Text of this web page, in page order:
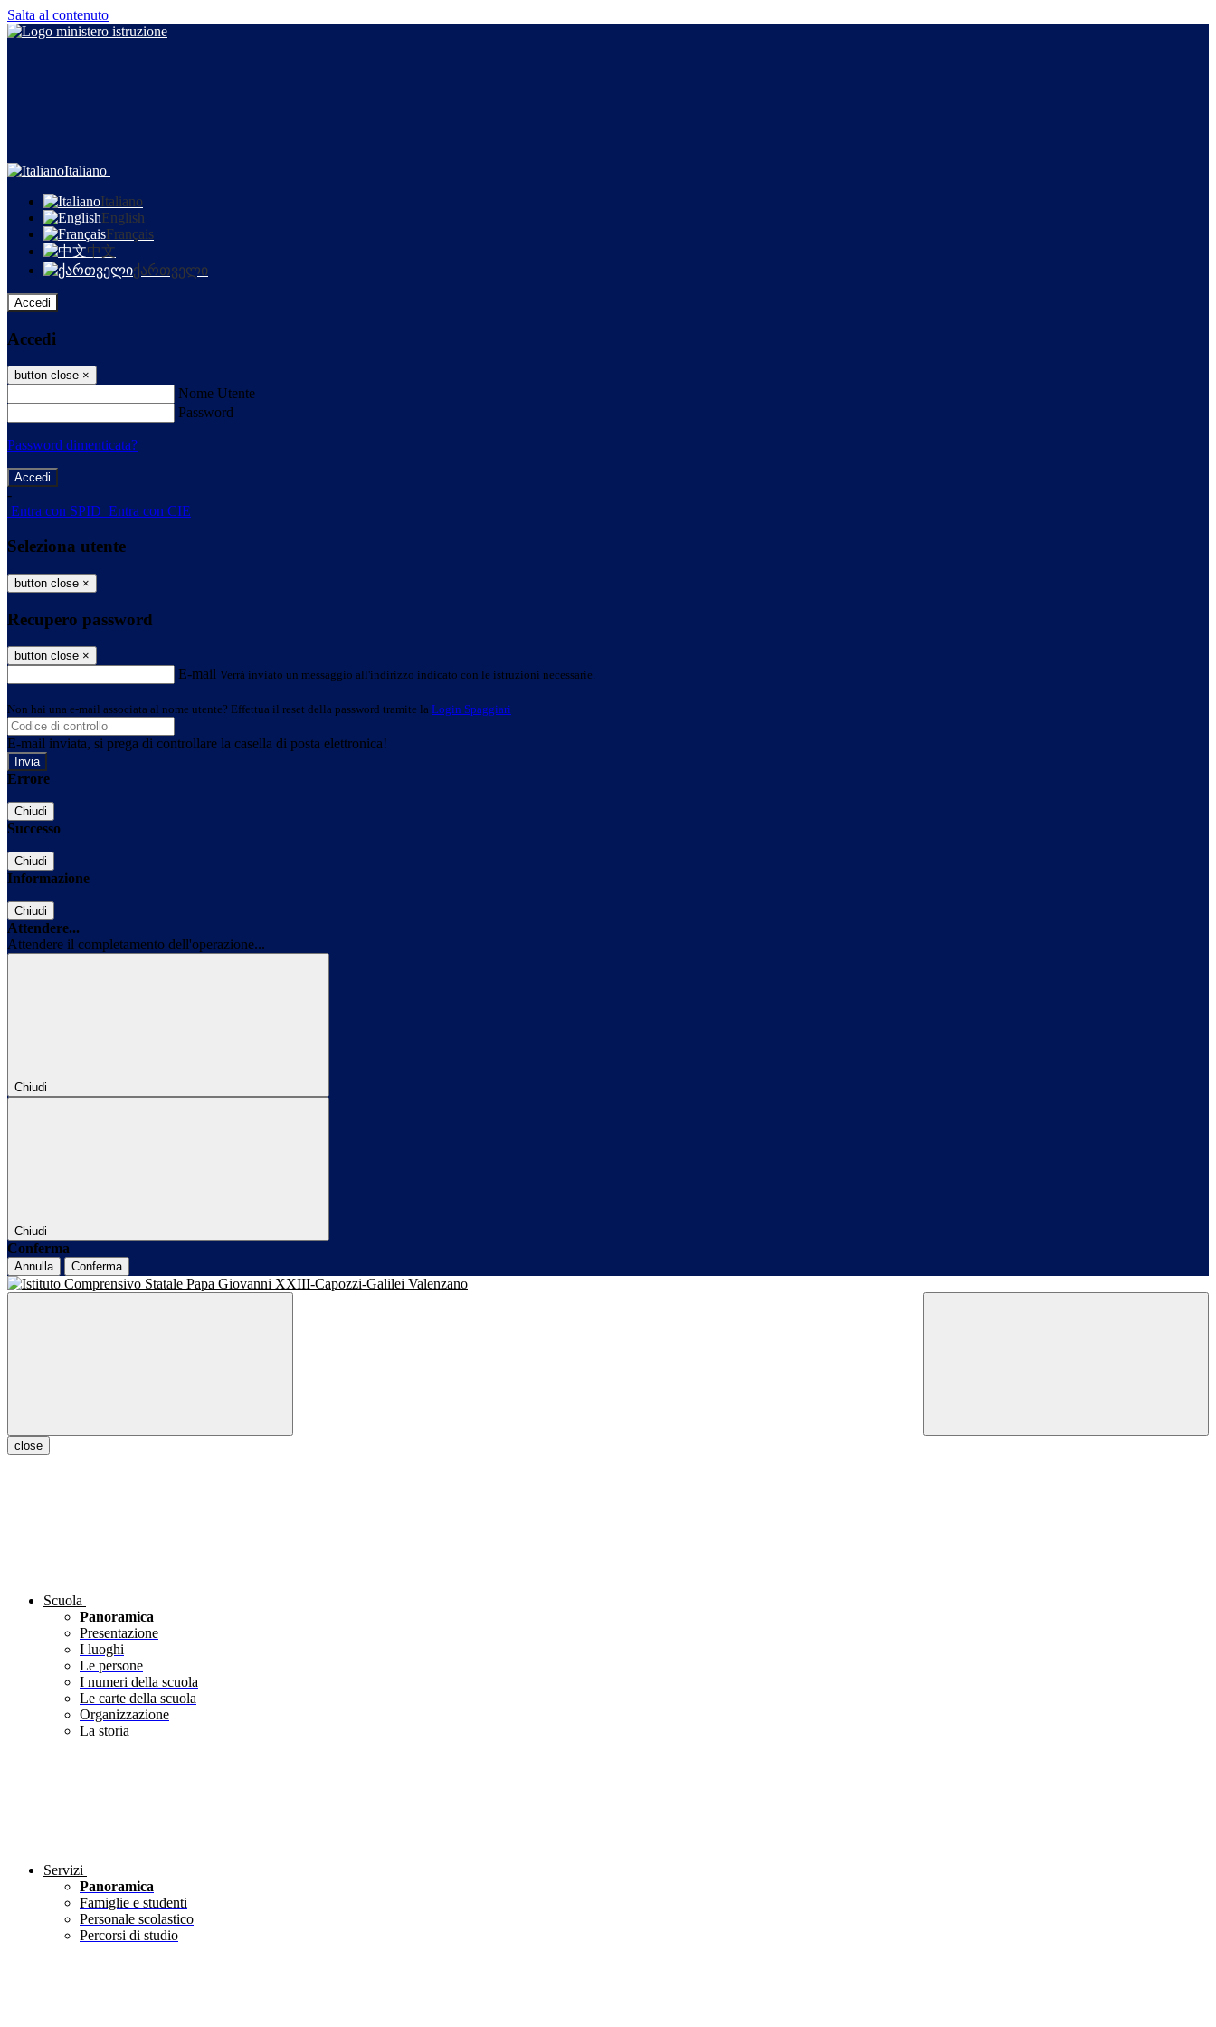
Salta al contenuto
Italiano
Italiano
English
Français
中文
ქართველი
Accedi
Accedi
button close ×
Nome Utente
Password
Password dimenticata?
-
Entra con SPID Entra con CIE
Seleziona utente
button close ×
Recupero password
button close ×
E-mail Verrà inviato un messaggio all'indirizzo indicato con le istruzioni necessarie.
Non hai una e-mail associata al nome utente? Effettua il reset della password tramite la Login Spaggiari
E-mail inviata, si prega di controllare la casella di posta elettronica!
Errore
Chiudi
Successo
Chiudi
Informazione
Chiudi
Attendere...
Attendere il completamento dell'operazione...
Chiudi
Chiudi
Conferma
Annulla Conferma
close
Scuola
Panoramica
Presentazione
I luoghi
Le persone
I numeri della scuola
Le carte della scuola
Organizzazione
La storia
Servizi
Panoramica
Famiglie e studenti
Personale scolastico
Percorsi di studio